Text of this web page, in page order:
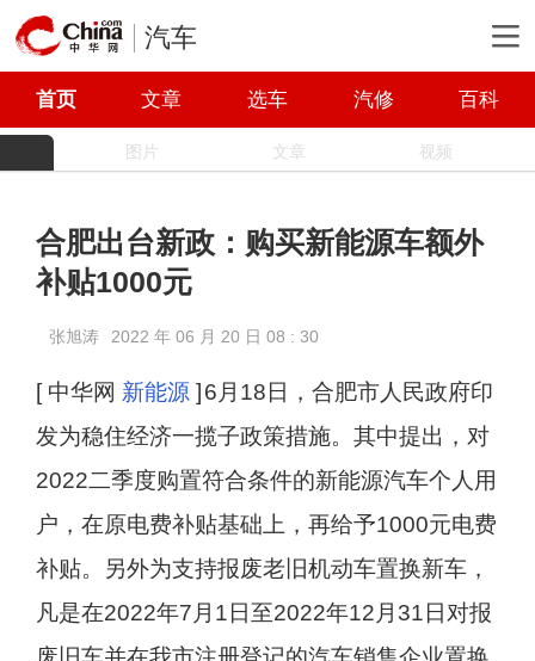
汽车
首页 文章 选车 汽修 百科
图片 文章 视频
合肥出台新政：购买新能源车额外
补贴1000元
张旭涛 2022 年 06 月 20 日 08 : 30
[ 中华网 新能源 ] 6月18日，合肥市人民政府印
发为稳住经济一揽子政策措施。其中提出，对
2022二季度购置符合条件的新能源汽车个人用
户，在原电费补贴基础上，再给予1000元电费
补贴。另外为支持报废老旧机动车置换新车，
凡是在2022年7月1日至2022年12月31日对报